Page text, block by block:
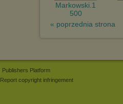
Markowski.1
500
« poprzednia strona
Publishers Platform
Report copyright infringement